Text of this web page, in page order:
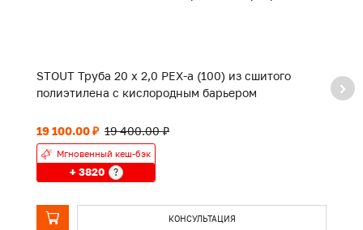
STOUT Труба 20 х 2,0 PEX-a (100) из сшитого
полиэтилена с кислородным барьером
19 100.00 ₽ 19 400.00 ₽
Мгновенный кеш-бэк
+ 3820 ?
КОНСУЛЬТАЦИЯ